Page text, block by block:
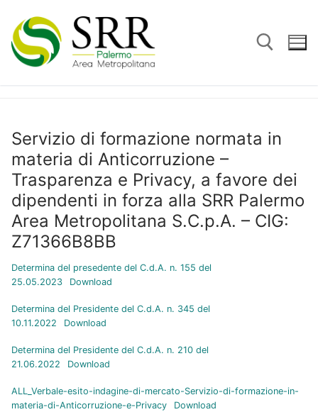
contenuto
Servizio di formazione normata in
materia di Anticorruzione –
Trasparenza e Privacy, a favore dei
dipendenti in forza alla SRR Palermo
Area Metropolitana S.C.p.A. – CIG:
Z71366B8BB
Determina del presedente del C.d.A. n. 155 del
25.05.2023
Download
Determina del Presidente del C.d.A. n. 345 del
10.11.2022
Download
Determina del Presidente del C.d.A. n. 210 del
21.06.2022
Download
ALL_Verbale-esito-indagine-di-mercato-Servizio-di-formazione-in-
materia-di-Anticorruzione-e-Privacy
Download